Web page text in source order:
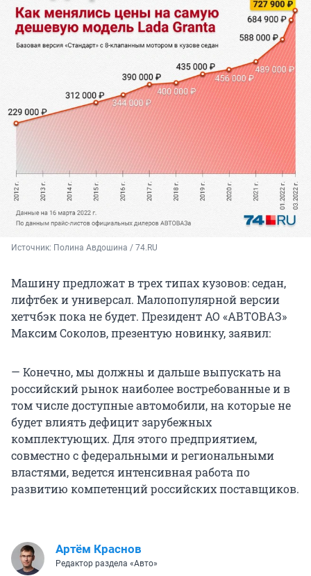
Источник: Полина Авдошина / 74.RU
Машину предложат в трех типах кузовов: седан,
лифтбек и универсал. Малопопулярной версии
хетчбэк пока не будет. Президент АО «АВТОВАЗ»
Максим Соколов, презентую новинку, заявил:
— Конечно, мы должны и дальше выпускать на
российский рынок наиболее востребованные и в
том числе доступные автомобили, на которые не
будет влиять дефицит зарубежных
комплектующих. Для этого предприятием,
совместно с федеральными и региональными
властями, ведется интенсивная работа по
развитию компетенций российских поставщиков.
Артём Краснов
Редактор раздела «Авто»